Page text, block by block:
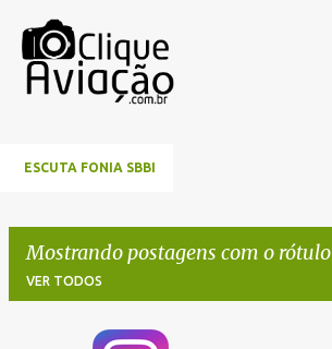
ESCUTA FONIA SBBI
Mostrando postagens com o rótulo
VER TODOS